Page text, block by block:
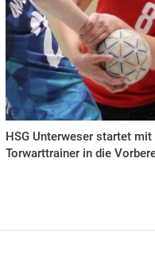
HSG Unterweser startet mit
Torwarttrainer in die